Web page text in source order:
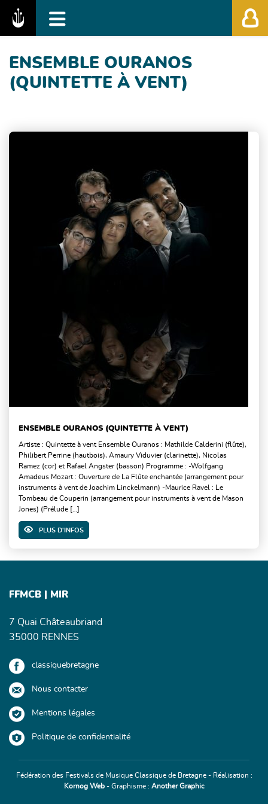
Fédération des Festivals de Musique
ENSEMBLE OURANOS
(QUINTETTE À VENT)
ENSEMBLE OURANOS (QUINTETTE À VENT)
Artiste : Quintette à vent Ensemble Ouranos : Mathilde Calderini (flûte),
Philibert Perrine (hautbois), Amaury Viduvier (clarinette), Nicolas
Ramez (cor) et Rafael Angster (basson) Programme : -Wolfgang
Amadeus Mozart : Ouverture de La Flûte enchantée (arrangement pour
instruments à vent de Joachim Linckelmann) -Maurice Ravel : Le
Tombeau de Couperin (arrangement pour instruments à vent de Mason
Jones) (Prélude […]
PLUS D'INFOS
FFMCB | MIR
7 Quai Châteaubriand
35000 RENNES
classiquebretagne
Nous contacter
Mentions légales
Politique de confidentialité
Fédération des Festivals de Musique Classique de Bretagne - Réalisation :
Kornog Web- Graphisme : Another Graphic